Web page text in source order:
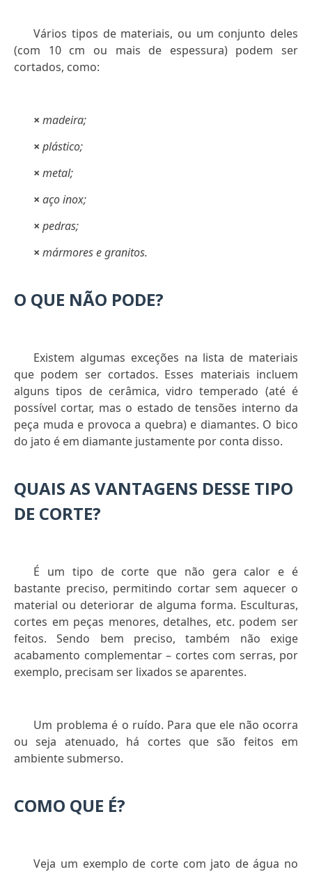
Vários tipos de materiais, ou um conjunto deles
(com 10 cm ou mais de espessura) podem ser
cortados, como:
× madeira;
× plástico;
× metal;
× aço inox;
× pedras;
× mármores e granitos.
O QUE NÃO PODE?
Existem algumas exceções na lista de materiais
que podem ser cortados. Esses materiais incluem
alguns tipos de cerâmica, vidro temperado (até é
possível cortar, mas o estado de tensões interno da
peça muda e provoca a quebra) e diamantes. O bico
do jato é em diamante justamente por conta disso.
QUAIS AS VANTAGENS DESSE TIPO
DE CORTE?
É um tipo de corte que não gera calor e é
bastante preciso, permitindo cortar sem aquecer o
material ou deteriorar de alguma forma. Esculturas,
cortes em peças menores, detalhes, etc. podem ser
feitos. Sendo bem preciso, também não exige
acabamento complementar – cortes com serras, por
exemplo, precisam ser lixados se aparentes.
Um problema é o ruído. Para que ele não ocorra
ou seja atenuado, há cortes que são feitos em
ambiente submerso.
COMO QUE É?
Veja um exemplo de corte com jato de água no